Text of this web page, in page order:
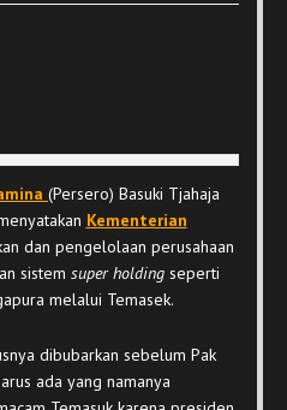
(Persero) Basuki Tjahaja
Kementerian
dan pengelolaan perusahaan
sistem super holding seperti
melalui Temasek.
dibubarkan sebelum Pak
ada yang namanya